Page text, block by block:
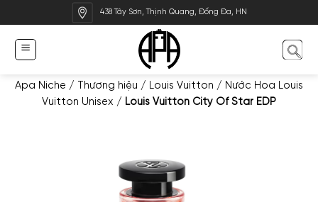
qua
dung
438 Tây Sơn, Thịnh Quang, Đống Đa, HN
Apa Niche / Thương hiệu / Louis Vuitton / Nước Hoa Louis
Vuitton Unisex / Louis Vuitton City Of Star EDP